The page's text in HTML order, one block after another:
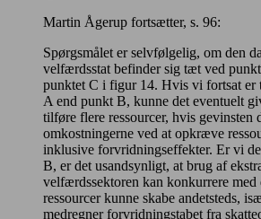
Martin Ågerup fortsætter, s. 96:
Spørgsmålet er selvfølgelig, om den
velfærdsstat befinder sig tæt ved
punktet C i figur 14. Hvis vi fortsat er
A end punkt B, kunne det eventuelt
tilføre flere ressourcer, hvis gevinsten
omkostningerne ved at opkræve
inklusive forvridningseffekter. Er vi
B, er det usandsynligt, at brug af
velfærdssektoren kan konkurrere med
ressourcer kunne skabe andetsteds,
medregner forvridningstabet fra